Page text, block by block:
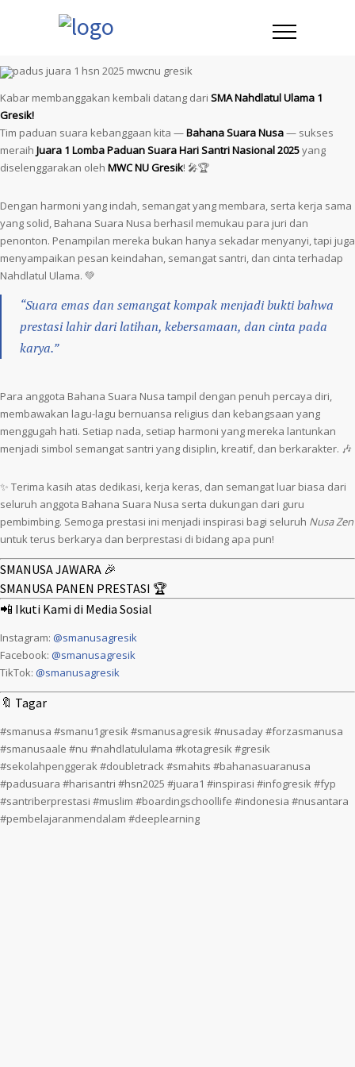
Kabar membanggakan kembali datang dari SMA Nahdlatul Ulama 1
Gresik!
Tim paduan suara kebanggaan kita —Bahana Suara Nusa— sukses
meraih Juara 1 Lomba Paduan Suara Hari Santri Nasional 2025yang
diselenggarakan oleh MWC NU Gresik! 🎤🏆
Dengan harmoni yang indah, semangat yang membara, serta kerja sama
yang solid, Bahana Suara Nusa berhasil memukau para juri dan
penonton. Penampilan mereka bukan hanya sekadar menyanyi, tapi juga
menyampaikan pesan keindahan, semangat santri, dan cinta terhadap
Nahdlatul Ulama. 💚
“Suara emas dan semangat kompak menjadi bukti bahwa
prestasi lahir dari latihan, kebersamaan, dan cinta pada
karya.”
Para anggota Bahana Suara Nusa tampil dengan penuh percaya diri,
membawakan lagu-lagu bernuansa religius dan kebangsaan yang
menggugah hati. Setiap nada, setiap harmoni yang mereka lantunkan
menjadi simbol semangat santri yang disiplin, kreatif, dan berkarakter. 🎶
✨ Terima kasih atas dedikasi, kerja keras, dan semangat luar biasa dari
seluruh anggota Bahana Suara Nusa serta dukungan dari guru
pembimbing. Semoga prestasi ini menjadi inspirasi bagi seluruh Nusa Zen
untuk terus berkarya dan berprestasi di bidang apa pun!
SMANUSA JAWARA 🎉
SMANUSA PANEN PRESTASI 🏆
📲 Ikuti Kami di Media Sosial
Instagram: @smanusagresik
Facebook: @smanusagresik
TikTok: @smanusagresik
🔖 Tagar
#smanusa #smanu1gresik #smanusagresik #nusaday #forzasmanusa
#smanusaale #nu #nahdlatululama #kotagresik #gresik
#sekolahpenggerak #doubletrack #smahits #bahanasuaranusa
#padusuara #harisantri #hsn2025 #juara1 #inspirasi #infogresik #fyp
#santriberprestasi #muslim #boardingschoollife #indonesia #nusantara
#pembelajaranmendalam #deeplearning